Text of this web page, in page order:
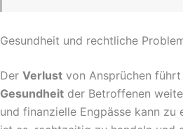
Gesundheit und rechtliche
Der Verlust von Ansprüchen
Gesundheit der Betroffenen
und finanzielle Engpässe kann